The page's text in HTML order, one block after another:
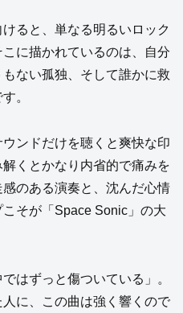
ると、単なる明るいロック
に描かれているのは、自分
ない孤独、そして誰かに救
。
ンドだけを聴くと爽快な印
くとかなり内省的で痛みを
のある演奏と、沈んだ心情
そが「Space Sonic」の大
はずっと傷ついている」。
に、この曲は強く響くので